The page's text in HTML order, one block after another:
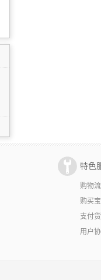
特色
购物
购买
支付
用户